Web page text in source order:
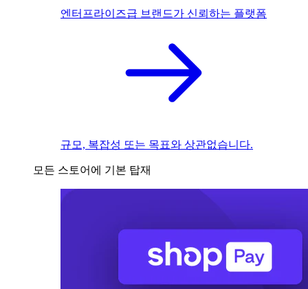
엔터프라이즈급 브랜드가 신뢰하는 플랫폼
규모, 복잡성 또는 목표와 상관없습니다.
모든 스토어에 기본 탑재